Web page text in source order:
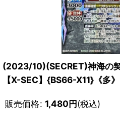
(2023/10)(SECRET)神海の
【X-SEC】{BS66-X11}《多》
販売価格: 1,480円(税込)